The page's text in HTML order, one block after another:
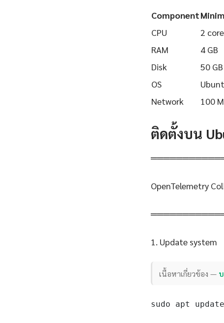
Component
CPU
2
RAM
4 GB
Disk
50 GB
OS
Network
100
ติดตั้งบน
OpenTelemetry
1. Update system
เนื้อหาเกี่ยวข้อง —
sudo apt